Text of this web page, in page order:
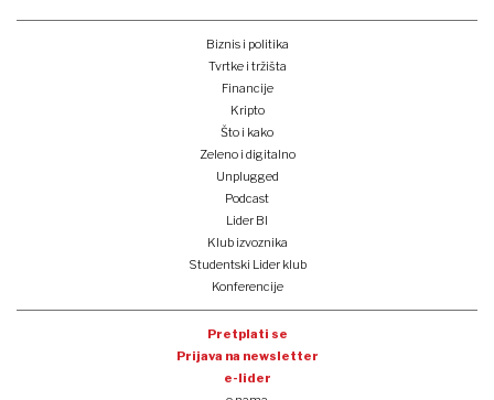
Biznis i politika
Tvrtke i tržišta
Financije
Kripto
Što i kako
Zeleno i digitalno
Unplugged
Podcast
Lider BI
Klub izvoznika
Studentski Lider klub
Konferencije
Pretplati se
Prijava na newsletter
e-lider